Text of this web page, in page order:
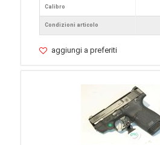
Calibro
Condizioni articolo
aggiungi a preferiti